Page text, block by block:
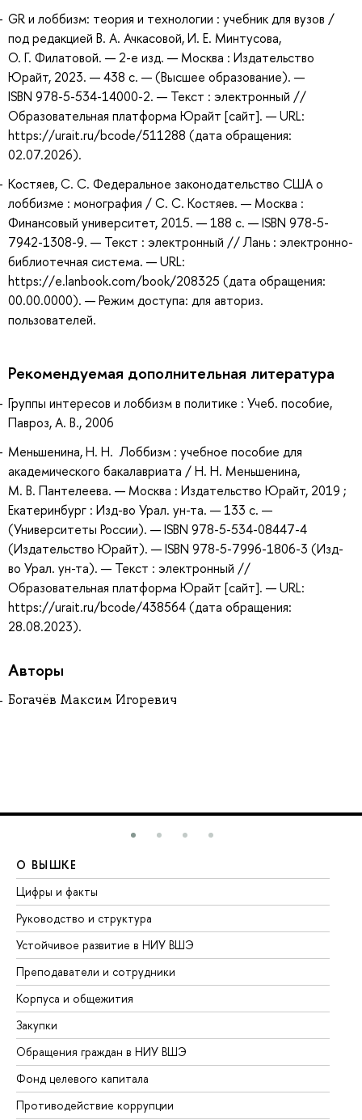
GR и лоббизм: теория и технологии : учебник для вузов /
под редакцией В. А. Ачкасовой, И. Е. Минтусова,
О. Г. Филатовой. — 2-е изд. — Москва : Издательство
Юрайт, 2023. — 438 с. — (Высшее образование). —
ISBN 978-5-534-14000-2. — Текст : электронный //
Образовательная платформа Юрайт [сайт]. — URL:
https://urait.ru/bcode/511288 (дата обращения:
02.07.2026).
Костяев, С. С. Федеральное законодательство США о
лоббизме : монография / С. С. Костяев. — Москва :
Финансовый университет, 2015. — 188 с. — ISBN 978-5-
7942-1308-9. — Текст : электронный // Лань : электронно-
библиотечная система. — URL:
https://e.lanbook.com/book/208325 (дата обращения:
00.00.0000). — Режим доступа: для авториз.
пользователей.
Рекомендуемая дополнительная литература
Группы интересов и лоббизм в политике : Учеб. пособие,
Павроз, А. В., 2006
Меньшенина, Н. Н. Лоббизм : учебное пособие для
академического бакалавриата / Н. Н. Меньшенина,
М. В. Пантелеева. — Москва : Издательство Юрайт, 2019 ;
Екатеринбург : Изд-во Урал. ун-та. — 133 с. —
(Университеты России). — ISBN 978-5-534-08447-4
(Издательство Юрайт). — ISBN 978-5-7996-1806-3 (Изд-
во Урал. ун-та). — Текст : электронный //
Образовательная платформа Юрайт [сайт]. — URL:
https://urait.ru/bcode/438564 (дата обращения:
28.08.2023).
Авторы
Богачёв Максим Игоревич
О ВЫШКЕ
Цифры и факты
Руководство и структура
Устойчивое развитие в НИУ ВШЭ
Преподаватели и сотрудники
Корпуса и общежития
Закупки
Обращения граждан в НИУ ВШЭ
Фонд целевого капитала
Противодействие коррупции